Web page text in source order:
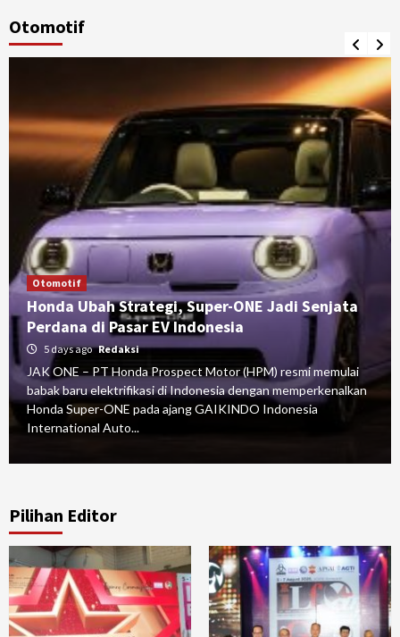
Otomotif
Otomotif
Honda Ubah Strategi, Super-ONE Jadi Senjata
Perdana di Pasar EV Indonesia
5 days ago Redaksi
JAK ONE – PT Honda Prospect Motor (HPM) resmi memulai
babak baru elektrifikasi di Indonesia dengan memperkenalkan
Honda Super-ONE pada ajang GAIKINDO Indonesia
International Auto...
Pilihan Editor